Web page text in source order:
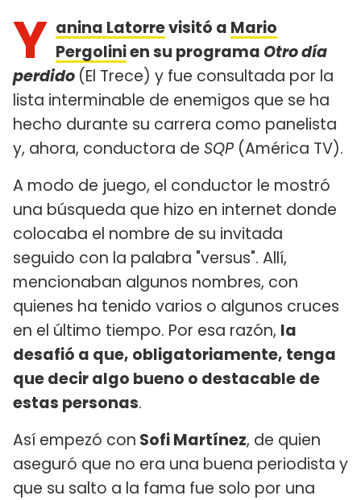
Y anina Latorrevisitó a Mario
Pergolinien su programa Otro día
perdido (El Trece) y fue consultada por la
lista interminable de enemigos que se ha
hecho durante su carrera como panelista
y, ahora, conductora de SQP(América TV).
A modo de juego, el conductor le mostró
una búsqueda que hizo en internet donde
colocaba el nombre de su invitada
seguido con la palabra "versus". Allí,
mencionaban algunos nombres, con
quienes ha tenido varios o algunos cruces
en el último tiempo. Por esa razón, la
desafió a que, obligatoriamente, tenga
que decir algo bueno o destacable de
estas personas.
Así empezó con Sofi Martínez, de quien
aseguró que no era una buena periodista y
que su salto a la fama fue solo por una